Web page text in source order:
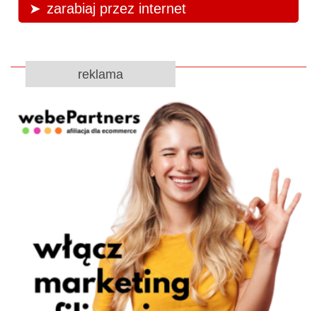
zarabiaj przez internet
reklama